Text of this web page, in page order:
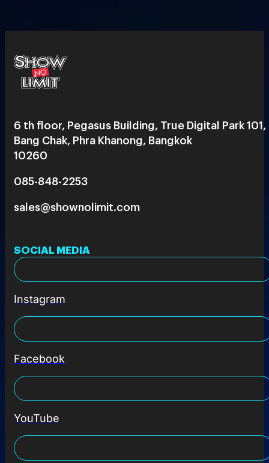
6 th floor, Pegasus Building, True Digital Park 101,
Bang Chak, Phra Khanong, Bangkok
10260
085-848-2253
sales@shownolimit.com
SOCIAL MEDIA
Instagram
Facebook
YouTube